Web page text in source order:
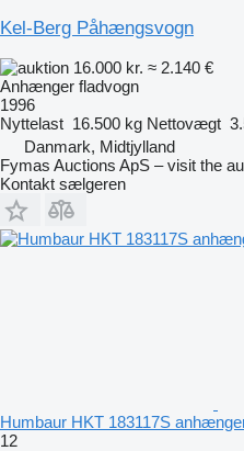
Kel-Berg Påhængsvogn
16.000 kr. ≈ 2.140 €
Anhænger fladvogn
1996
Nyttelast 16.500 kg Nettovægt
Danmark, Midtjylland
Fymas Auctions ApS – visit the
Kontakt sælgeren
Humbaur HKT 183117S
12